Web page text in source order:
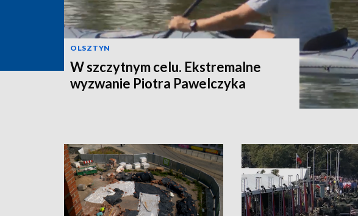
OLSZTYN
W szczytnym celu. Ekstremalne
wyzwanie Piotra Pawelczyka